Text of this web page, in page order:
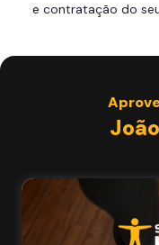
Área de
e contratação do